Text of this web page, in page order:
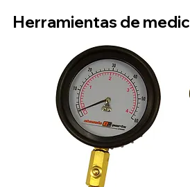
Herramientas de